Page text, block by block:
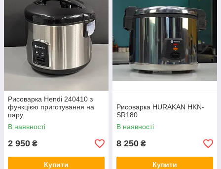
Рисоварка Hendi 240410 з
функцією приготування на
пару
В наявності
2 950 ₴
Купити
Рисоварка HURAKAN HKN-
SR180
В наявності
8 250 ₴
Купити